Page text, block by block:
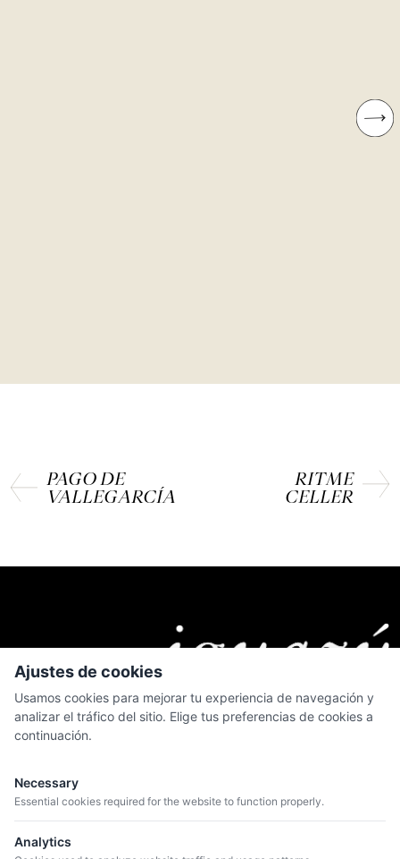
PAGO DE
VALLEGARCÍA
RITME
CELLER
Quiénes somos
Catálogo
Bodegas
Blog
Ajustes de cookies
Usamos cookies para mejorar tu experiencia de navegación y
analizar el tráfico del sitio. Elige tus preferencias de cookies a
continuación.
Necessary
Essential cookies required for the website to function properly.
Analytics